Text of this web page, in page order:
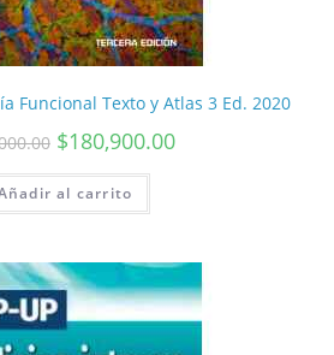
Funcional Texto y Atlas 3 Ed. 2020
$180,900.00
al carrito